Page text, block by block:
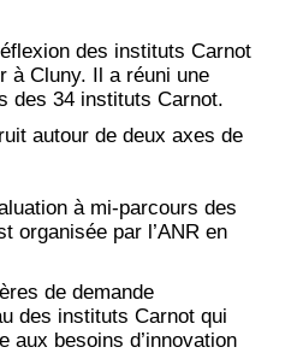
des instituts Carnot
à Cluny. Il a réuni une
des 34 instituts Carnot.
autour de deux axes de
à mi-parcours des
organisée par l’ANR en
de demande
des instituts Carnot qui
aux besoins d’innovation